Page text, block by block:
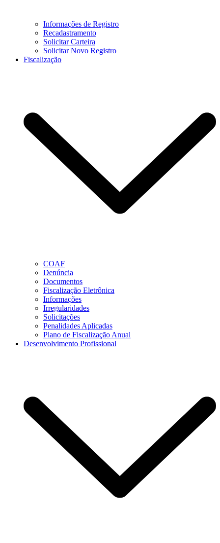
Informações de Registro
Recadastramento
Solicitar Carteira
Solicitar Novo Registro
Fiscalização
COAF
Denúncia
Documentos
Fiscalização Eletrônica
Informações
Irregularidades
Solicitações
Penalidades Aplicadas
Plano de Fiscalização Anual
Desenvolvimento Profissional